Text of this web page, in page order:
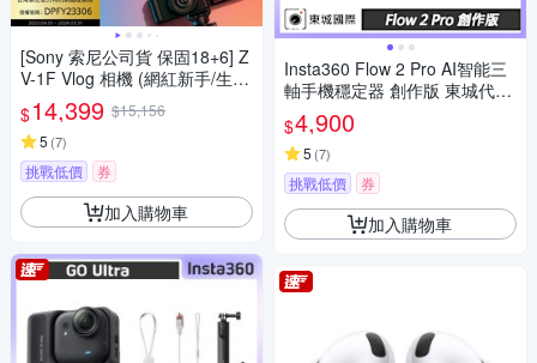
[Sony 索尼公司貨 保固18+6] Z
V-1F Vlog 相機 (網紅新手/生活
隨拍)
$14,399 $15,156
5 (7)
挑戰低價 券
加入購物車
Insta360 Flow 2 Pro AI智能三
軸手機穩定器 創作版 東城代理
公司貨
$4,900
5 (7)
挑戰低價 券
加入購物車